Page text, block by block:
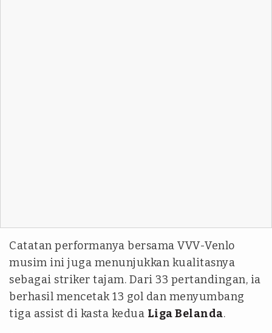
Catatan performanya bersama VVV-Venlo
musim ini juga menunjukkan kualitasnya
sebagai striker tajam. Dari 33 pertandingan, ia
berhasil mencetak 13 gol dan menyumbang
tiga assist di kasta kedua Liga Belanda.